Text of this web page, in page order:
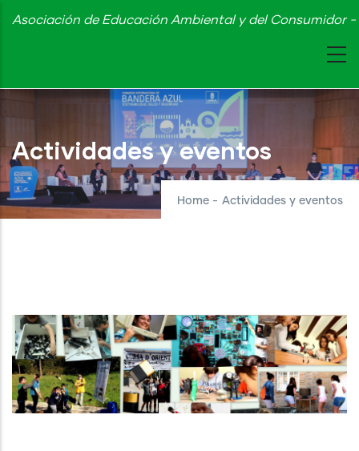
Skip
content
Asociación de Educación Ambiental y del Consumidor
Actividades y eventos
Home - Actividades y eventos